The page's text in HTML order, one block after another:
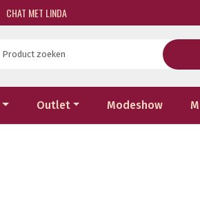
CHAT MET LINDA
Outlet Modeshow